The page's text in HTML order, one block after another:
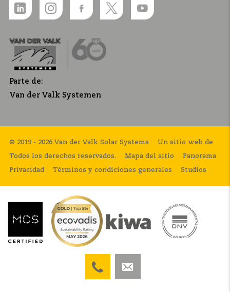
Parte de:
Van der Valk Systemen
© 2019 - 2026 Van der Valk Solar Systems
Todos los derechos reservados. Mapa del sitio
Privacidad Términos y condiciones generales
Un sitio web de
Panorama
Studios